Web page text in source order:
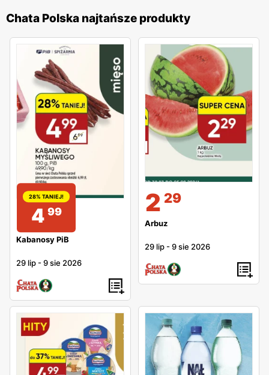
Chata Polska najtańsze produkty
28% TANIEJ!
4 99
Kabanosy PiB
29 lip -9 sie 2026
2 29
Arbuz
29 lip -9 sie 2026